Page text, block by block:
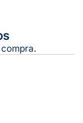
hábiles